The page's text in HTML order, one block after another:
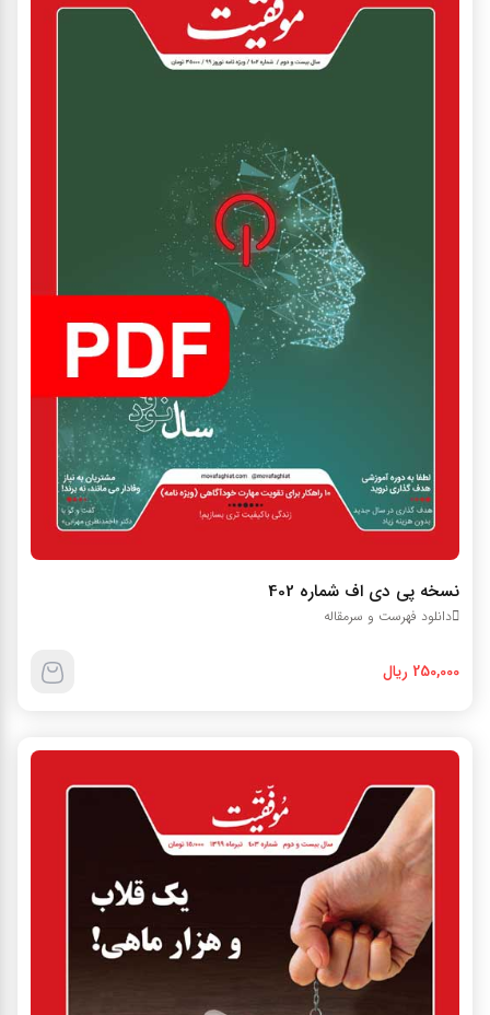
نسخه پي دي اف شماره 402
دانلود فهرست و سرمقاله
250,000 ریال